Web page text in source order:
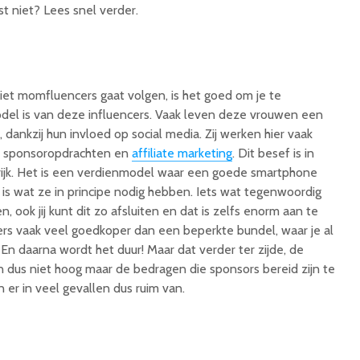
niet? Lees snel verder.
momfluencers gaat volgen, is het goed om je te
is van deze influencers. Vaak leven deze vrouwen een
hun invloed op social media. Zij werken hier vaak
en affiliate marketing. Dit besef is in
Het is een verdienmodel waar een goede smartphone
wat ze in principe nodig hebben. Iets wat tegenwoordig
ook jij kunt dit zo afsluiten en dat is zelfs enorm aan te
vaak veel goedkoper dan een beperkte bundel, waar je al
daarna wordt het duur! Maar dat verder ter zijde, de
niet hoog maar de bedragen die sponsors bereid zijn te
in veel gevallen dus ruim van.